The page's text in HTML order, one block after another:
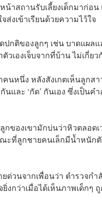
าสถานรับเลี้ยงเด็กมาก่อ
ส่งเข้าเรียนด้วยความไว้ใจ
ปกติของลูกๆ เช่น บาดแผ
วเองเจ็บจากที่บ้าน ไม่เกี่ย
คนหนึ่ง หลังสังเกตเห็นลูก
และ ‘กัด’ กันเอง ซึ่งเป็น
กของเขามักบ่นว่าหิวตลอ
ที่ลูกชายคนเล็กมีน้ำหนัก
ด่วนจากเพื่อนว่า ตำรวจก
กว่าเมื่อได้เห็นภาพเด็กๆ